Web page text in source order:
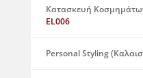
Κατασκευή
EL006
Personal Styling